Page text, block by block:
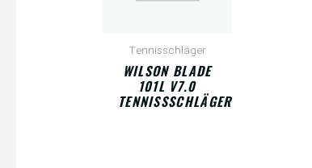
Tennisschläger
WILSON BLADE
101L V7.0
TENNISSSCHLÄGER